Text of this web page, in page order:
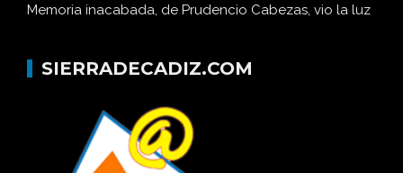
Memoria inacabada, de Prudencio Cabezas, vio la luz
SIERRADECADIZ.COM